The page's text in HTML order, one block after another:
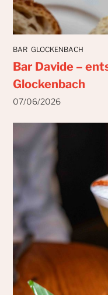
BAR GLOCKENBACH
Bar Davide –
Glockenbach
07/06/2026